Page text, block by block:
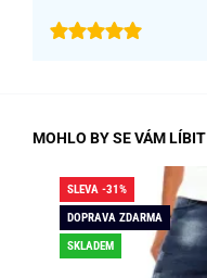
MOHLO BY SE VÁM LÍBIT
SLEVA -31%
DOPRAVA ZDARMA
SKLADEM